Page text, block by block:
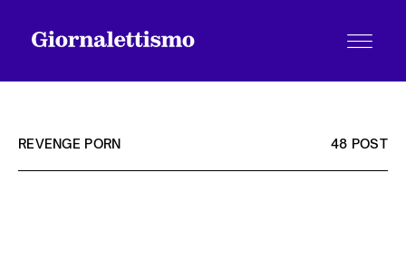
REVENGE PORN 48 POST